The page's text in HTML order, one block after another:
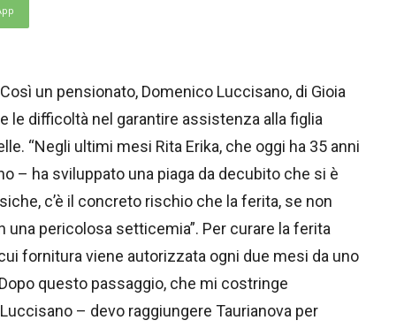
un pensionato, Domenico Luccisano, di Gioia
le difficoltà nel garantire assistenza alla figlia
“Negli ultimi mesi Rita Erika, che oggi ha 35 anni
– ha sviluppato una piaga da decubito che si è
c’è il concreto rischio che la ferita, se non
pericolosa setticemia”. Per curare la ferita
fornitura viene autorizzata ogni due mesi da uno
questo passaggio, che mi costringe
– devo raggiungere Taurianova per